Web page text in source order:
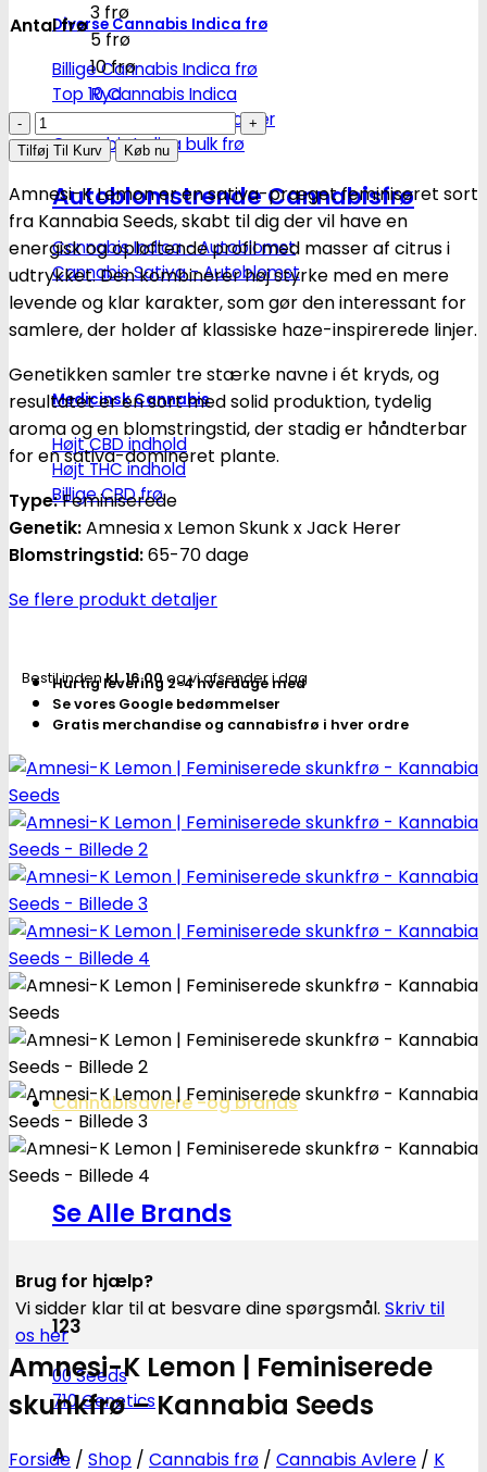
Diverse Cannabis Indica frø
Billige Cannabis Indica frø
Top 10 Cannabis Indica
Cannabis Indica mix-pakker
Cannabis Indica bulk frø
Autoblomstrende Cannabisfrø
Cannabis Indica - Autoblomst
Cannabis Sativa - Autoblomst
Medicinsk Cannabis
Højt CBD indhold
Højt THC indhold
Billige CBD frø
Cannabisavlere -og brands
Se Alle Brands
123
00 Seeds
710 Genetics
A
Antal frø
3 frø
5 frø
10 frø
Ryd
Amnesi-
K
|
Feminiserede
skunkfrø
-
Kannabia
Seeds
antal
Tilføj Til Kurv Køb nu
Amnesi-K Lemon er en sativa-præget feminiseret sort
fra Kannabia Seeds, skabt til dig der vil have en
energisk og opløftende profil med masser af citrus i
udtrykket. Den kombinerer høj styrke med en mere
levende og klar karakter, som gør den interessant for
samlere, der holder af klassiske haze-inspirerede linjer.
Genetikken samler tre stærke navne i ét kryds, og
resultatet er en sort med solid produktion, tydelig
aroma og en blomstringstid, der stadig er håndterbar
for en sativa-domineret plante.
Type:Feminiserede
Genetik:Amnesia x Lemon Skunk x Jack Herer
Blomstringstid:65-70 dage
Se flere produkt detaljer
Bestil indenkl. 16.00og vi afsender i dag
Hurtig levering 2-4 hverdage med
Se vores Google bedømmelser
Gratis merchandise og cannabisfrø i hver ordre
Brug for hjælp?
Vi sidder klar til at besvare dine spørgsmål. Skriv til
os her
Amnesi-K Lemon | Feminiserede
skunkfrø – Kannabia Seeds
Forside / Shop / Cannabis frø / Cannabis Avlere / K